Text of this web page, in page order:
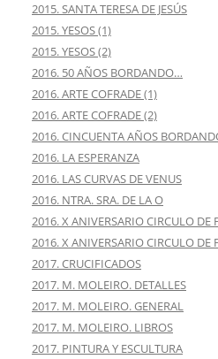
2015. SANTA TERESA DE JESÚS
2015. YESOS (1)
2015. YESOS (2)
2016. 50 AÑOS BORDANDO…
2016. ARTE COFRADE (1)
2016. ARTE COFRADE (2)
2016. CINCUENTA AÑOS
2016. LA ESPERANZA
2016. LAS CURVAS DE VENUS
2016. NTRA. SRA. DE LA O
2016. X ANIVERSARIO CIRCULO DE
2016. X ANIVERSARIO CIRCULO DE
2017. CRUCIFICADOS
2017. M. MOLEIRO. DETALLES
2017. M. MOLEIRO. GENERAL
2017. M. MOLEIRO. LIBROS
2017. PINTURA Y ESCULTURA